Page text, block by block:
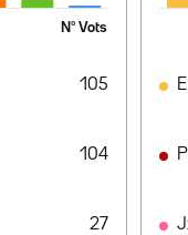
Nº Vots
105
104
27